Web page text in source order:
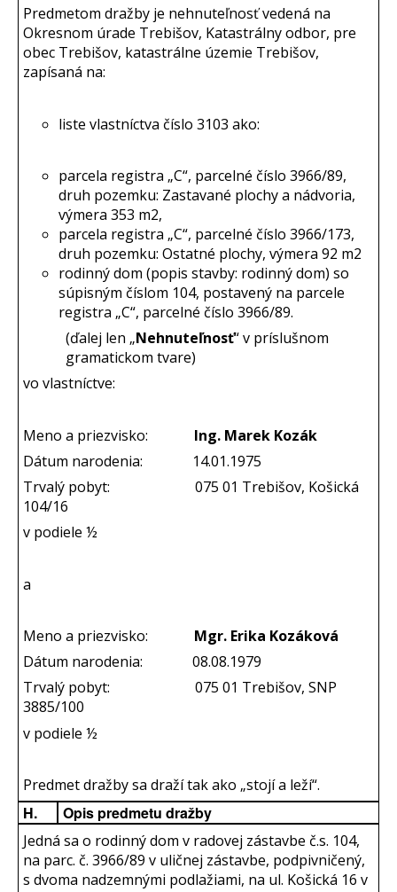
Predmetom dražby je nehnuteľnosť vedená na
Okresnom úrade Trebišov, Katastrálny odbor, pre
obec Trebišov, katastrálne územie Trebišov,
zapísaná na:
liste vlastníctva číslo 3103 ako:
parcela registra „C“, parcelné číslo 3966/89,
druh pozemku: Zastavané plochy a nádvoria,
výmera 353 m2,
parcela registra „C“, parcelné číslo 3966/173,
druh pozemku: Ostatné plochy, výmera 92 m2
rodinný dom (popis stavby: rodinný dom) so
súpisným číslom 104, postavený na parcele
registra „C“, parcelné číslo 3966/89.
(ďalej len „Nehnuteľnosť“ v príslušnom
gramatickom tvare)
vo vlastníctve:
Meno a priezvisko: Ing. Marek Kozák
Dátum narodenia: 14.01.1975
Trvalý pobyt: 075 01 Trebišov, Košická
104/16
v podiele ½
a
Meno a priezvisko: Mgr. Erika Kozáková
Dátum narodenia: 08.08.1979
Trvalý pobyt: 075 01 Trebišov, SNP
3885/100
v podiele ½
Predmet dražby sa draží tak ako „stojí a leží“.
H. Opis predmetu dražby
Jedná sa o rodinný dom v radovej zástavbe č.s. 104,
na parc. č. 3966/89 v uličnej zástavbe, podpivničený,
s dvoma nadzemnými podlažiami, na ul. Košická 16 v